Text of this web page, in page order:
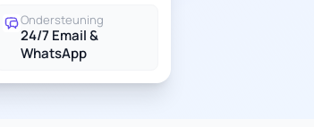
Ondersteuning
24/7 Email &
WhatsApp